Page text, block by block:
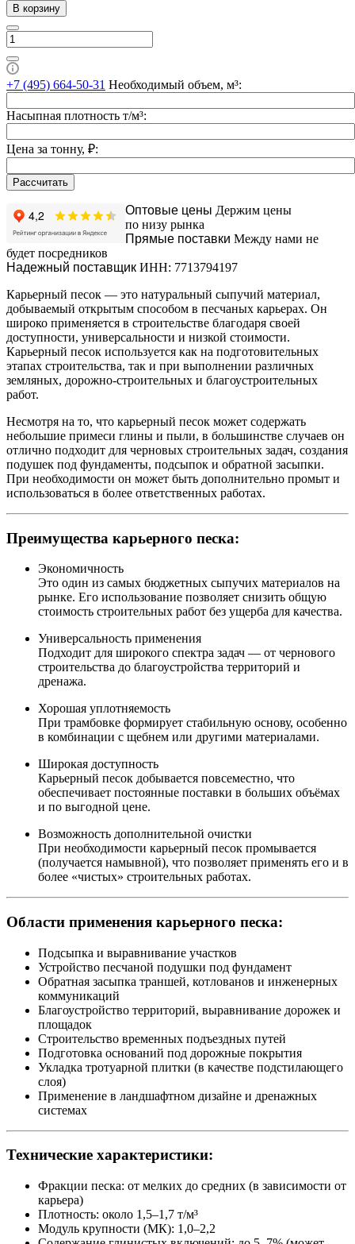
В корзину
+7 (495) 664-50-31 Необходимый объем, м³:
Насыпная плотность т/м³:
Цена за тонну, ₽:
Рассчитать
Оптовые цены Держим цены
по низу рынка
Прямые поставки Между нами не
будет посредников
Надежный поставщик ИНН: 7713794197
Карьерный песок — это натуральный сыпучий материал,
добываемый открытым способом в песчаных карьерах. Он
широко применяется в строительстве благодаря своей
доступности, универсальности и низкой стоимости.
Карьерный песок используется как на подготовительных
этапах строительства, так и при выполнении различных
земляных, дорожно-строительных и благоустроительных
работ.
Несмотря на то, что карьерный песок может содержать
небольшие примеси глины и пыли, в большинстве случаев он
отлично подходит для черновых строительных задач, создания
подушек под фундаменты, подсыпок и обратной засыпки.
При необходимости он может быть дополнительно промыт и
использоваться в более ответственных работах.
Преимущества карьерного песка:
Экономичность
Это один из самых бюджетных сыпучих материалов на
рынке. Его использование позволяет снизить общую
стоимость строительных работ без ущерба для качества.
Универсальность применения
Подходит для широкого спектра задач — от чернового
строительства до благоустройства территорий и
дренажа.
Хорошая уплотняемость
При трамбовке формирует стабильную основу, особенно
в комбинации с щебнем или другими материалами.
Широкая доступность
Карьерный песок добывается повсеместно, что
обеспечивает постоянные поставки в больших объёмах
и по выгодной цене.
Возможность дополнительной очистки
При необходимости карьерный песок промывается
(получается намывной), что позволяет применять его и в
более «чистых» строительных работах.
Области применения карьерного песка:
Подсыпка и выравнивание участков
Устройство песчаной подушки под фундамент
Обратная засыпка траншей, котлованов и инженерных
коммуникаций
Благоустройство территорий, выравнивание дорожек и
площадок
Строительство временных подъездных путей
Подготовка оснований под дорожные покрытия
Укладка тротуарной плитки (в качестве подстилающего
слоя)
Применение в ландшафтном дизайне и дренажных
системах
Технические характеристики:
Фракции песка: от мелких до средних (в зависимости от
карьера)
Плотность: около 1,5–1,7 т/м³
Модуль крупности (МК): 1,0–2,2